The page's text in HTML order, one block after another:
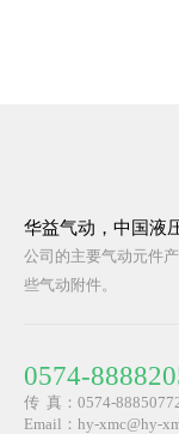
华益气动，中国液
公司的主要气动元件
些气动附件。
0574-
传 真：0574-
Email：hy-xmc@hy-